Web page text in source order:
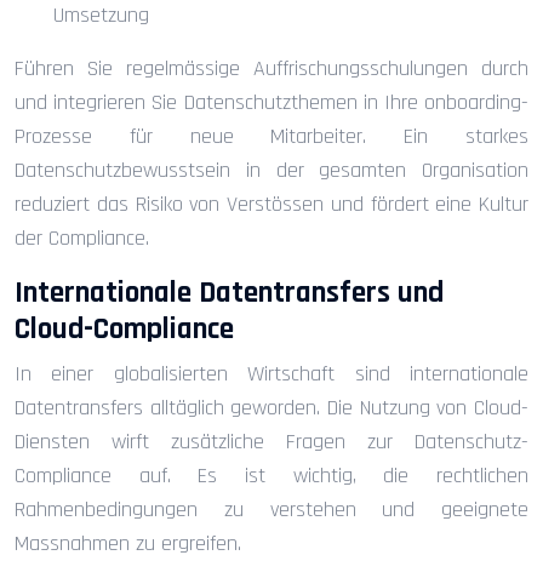
Umsetzung
Führen Sie regelmässige Auffrischungsschulungen durch
und integrieren Sie Datenschutzthemen in Ihre onboarding-
Prozesse für neue Mitarbeiter. Ein starkes
Datenschutzbewusstsein in der gesamten Organisation
reduziert das Risiko von Verstössen und fördert eine Kultur
der Compliance.
Internationale Datentransfers und
Cloud-Compliance
In einer globalisierten Wirtschaft sind internationale
Datentransfers alltäglich geworden. Die Nutzung von Cloud-
Diensten wirft zusätzliche Fragen zur Datenschutz-
Compliance auf. Es ist wichtig, die rechtlichen
Rahmenbedingungen zu verstehen und geeignete
Massnahmen zu ergreifen.